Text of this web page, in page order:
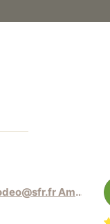
elodie.amodeo@sfr.fr Amodeo